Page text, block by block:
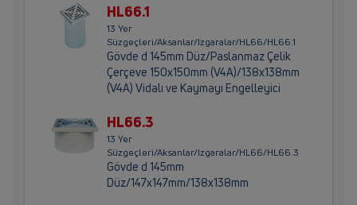
HL66.1
13 Yer
Süzgeçleri/Aksanlar/Izgaralar/HL66/HL66.1
Gövde d 145mm Düz/Paslanmaz Çelik
Çerçeve 150x150mm (V4A)/138x138mm
(V4A) Vidalı ve Kaymayı Engelleyici
HL66.3
13 Yer
Süzgeçleri/Aksanlar/Izgaralar/HL66/HL66.3
Gövde d 145mm
Düz/147x147mm/138x138mm